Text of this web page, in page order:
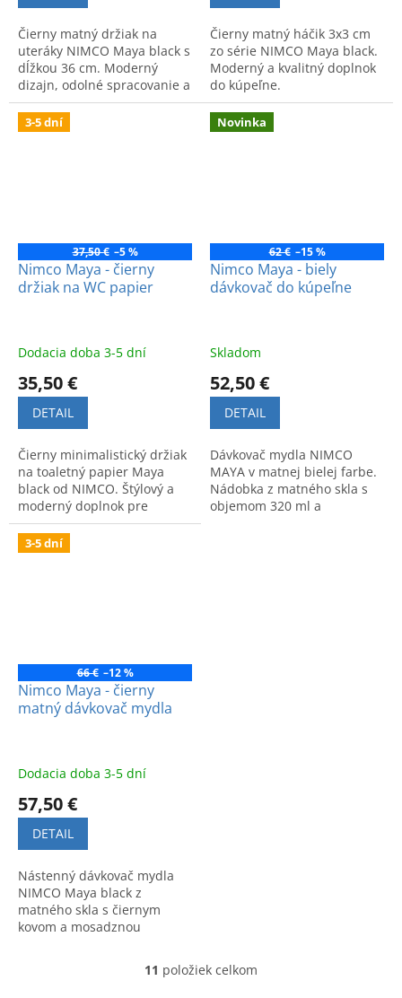
Čierny matný držiak na
uteráky NIMCO Maya black s
dĺžkou 36 cm. Moderný
dizajn, odolné spracovanie a
jednoduchá montáž
pomocou dvoch skrutiek.
Čierny matný háčik 3x3 cm
zo série NIMCO Maya black.
Moderný a kvalitný doplnok
do kúpeľne.
3-5 dní
37,50 € –5 %
Nimco Maya - čierny
držiak na WC papier
Dodacia doba 3-5 dní
35,50 €
DETAIL
Čierny minimalistický držiak
na toaletný papier Maya
black od NIMCO. Štýlový a
moderný doplnok pre
ucelený vzhľad kúpeľne.
Novinka
62 € –15 %
Nimco Maya - biely
dávkovač do kúpeľne
Skladom
52,50 €
DETAIL
Dávkovač mydla NIMCO
MAYA v matnej bielej farbe.
Nádobka z matného skla s
objemom 320 ml a
3-5 dní
66 € –12 %
Nimco Maya - čierny
matný dávkovač mydla
Dodacia doba 3-5 dní
57,50 €
DETAIL
Nástenný dávkovač mydla
NIMCO Maya black z
matného skla s čiernym
kovom a mosadznou
O
11 položiek celkom